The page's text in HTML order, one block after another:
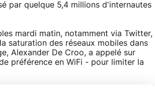
par quelque 5,4 millions d'internautes
mardi matin, notamment via Twitter,
saturation des réseaux mobiles dans
Alexander De Croo, a appelé sur
préférence en WiFi - pour limiter la